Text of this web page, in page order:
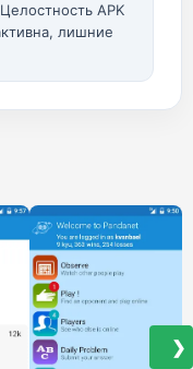
APK
лишние
❯